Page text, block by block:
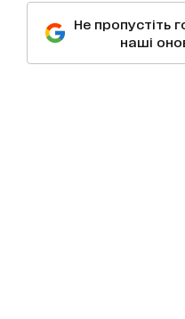
Не пропустіть
наші